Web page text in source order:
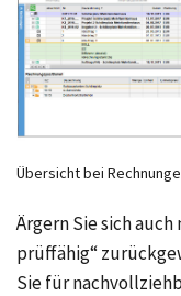
Übersicht bei
Ärgern Sie sich
prüffähig“
Sie für